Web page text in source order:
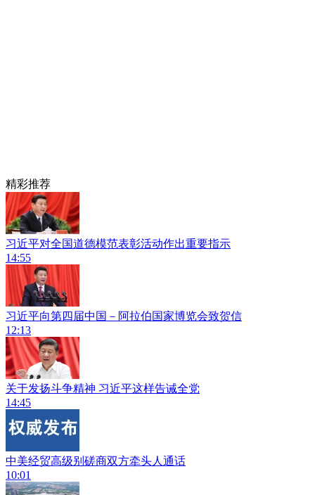
精彩推荐
习近平对全国道德模范表彰活动作出重要指示
14:55
习近平向第四届中国－阿拉伯国家博览会致贺信
12:13
关于发扬斗争精神 习近平这样告诫全党
14:45
中美经贸高级别磋商双方牵头人通话
10:01